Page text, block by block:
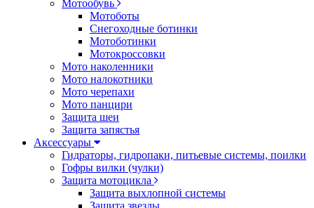
Мотообувь
Мотоботы
Снегоходные ботинки
Мотоботинки
Мотокроссовки
Мото наколенники
Мото налокотники
Мото черепахи
Мото панцири
Защита шеи
Защита запястья
Аксессуары
Гидраторы, гидропаки, питьевые системы, поилки
Гофры вилки (чулки)
Защита мотоцикла
Защита выхлопной системы
Защита звезды